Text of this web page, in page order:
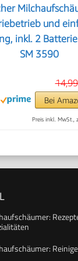
und
inkl. 2
SM 3590
Bei
Preis inkl. MwSt.,